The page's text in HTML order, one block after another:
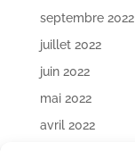
septembre 2022
juillet 2022
juin 2022
mai 2022
avril 2022